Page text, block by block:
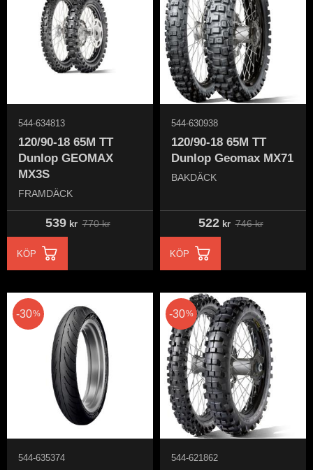
120/90-18 65M TT
Dunlop GEOMAX
MX3S
FRAMDÄCK
544-634813
539 kr 770kr
KÖP
120/90-18 65M TT
Dunlop Geomax MX71
BAKDÄCK
544-630938
522 kr 746kr
KÖP
544-635374
30%
544-621862
30%